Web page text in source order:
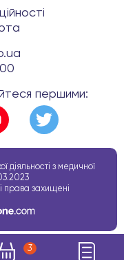
першими:
діяльності з медичної
права захищені
3